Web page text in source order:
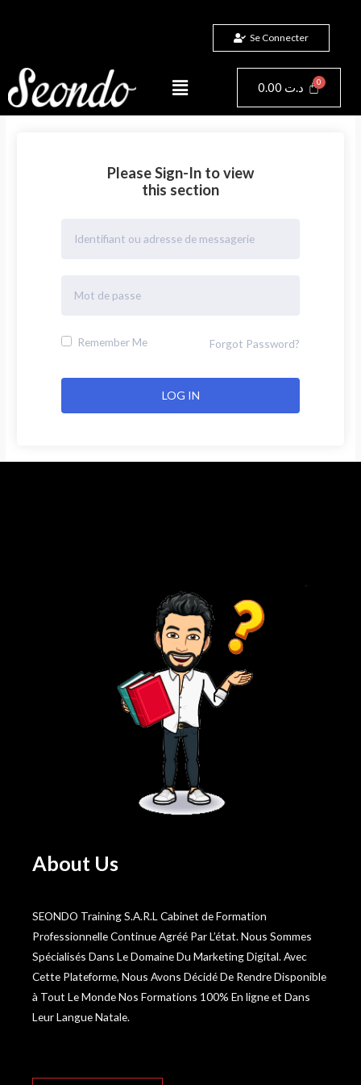
Se Connecter
Menu 0.00 د.ت Panier
Please Sign-In to view
this section
Remember Me Forgot Password?
About Us
SEONDO Training S.A.R.L Cabinet de Formation
Professionnelle Continue Agréé Par L’état. Nous Sommes
Spécialisés Dans Le Domaine Du Marketing Digital. Avec
Cette Plateforme, Nous Avons Décidé De Rendre Disponible
à Tout Le Monde Nos Formations 100% En ligne et Dans
Leur Langue Natale.